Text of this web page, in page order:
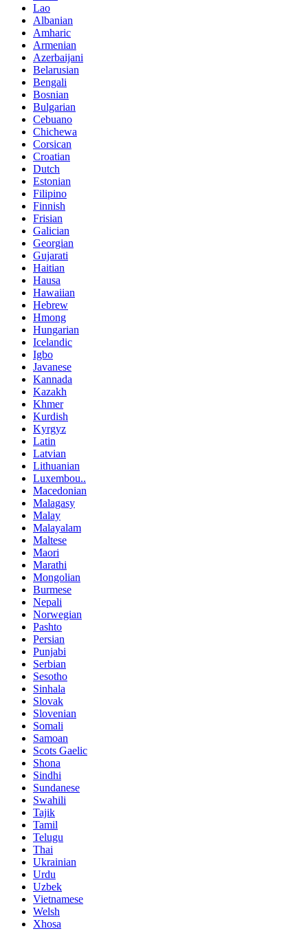
Lao
Albanian
Amharic
Armenian
Azerbaijani
Belarusian
Bengali
Bosnian
Bulgarian
Cebuano
Chichewa
Corsican
Croatian
Dutch
Estonian
Filipino
Finnish
Frisian
Galician
Georgian
Gujarati
Haitian
Hausa
Hawaiian
Hebrew
Hmong
Hungarian
Icelandic
Igbo
Javanese
Kannada
Kazakh
Khmer
Kurdish
Kyrgyz
Latin
Latvian
Lithuanian
Luxembou..
Macedonian
Malagasy
Malay
Malayalam
Maltese
Maori
Marathi
Mongolian
Burmese
Nepali
Norwegian
Pashto
Persian
Punjabi
Serbian
Sesotho
Sinhala
Slovak
Slovenian
Somali
Samoan
Scots Gaelic
Shona
Sindhi
Sundanese
Swahili
Tajik
Tamil
Telugu
Thai
Ukrainian
Urdu
Uzbek
Vietnamese
Welsh
Xhosa